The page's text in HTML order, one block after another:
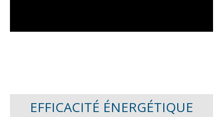
EFFICACITÉ ÉNERGÉTIQUE